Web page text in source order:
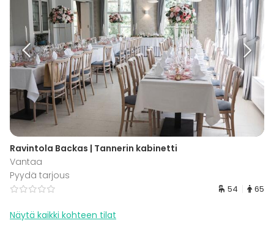
Ravintola Backas | Tannerin kabinetti
Vantaa
Pyydä tarjous
54 65
Näytä kaikki kohteen tilat